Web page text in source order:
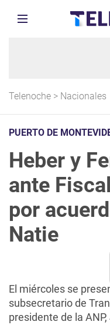
Telenoche > Nacionales
PUERTO DE
Heber y
ante
por
Natie
El miércoles se
subsecretario de
presidente de la